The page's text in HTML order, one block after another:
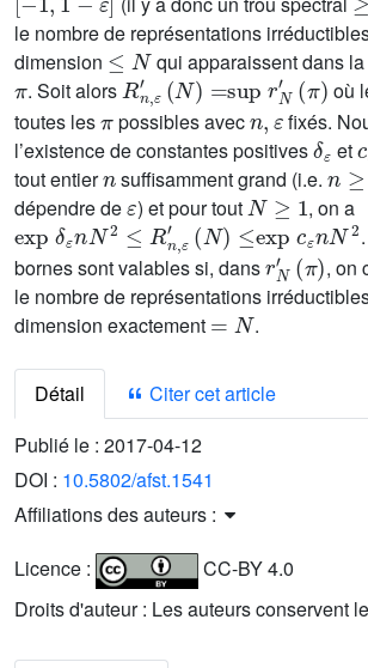
le nombre de représentations
dimension
≤N
qui apparaissent dans
π
. Soit alors
Rn ,ε'(N)=suprN'(π)
où
toutes les
π
possibles avec
n ε
fixés.
l’existence de constantes positives
δε
et
c
tout entier
n
suffisamment grand (i.e.
n≥n
dépendre de
ε
) et pour tout
N≥1
, on a
expδεnN2≤Rn,ε'(N)≤exp cε nN2
bornes sont valables si, dans
rN (π)
, on
le nombre de représentations
dimension exactement
=N
.
Détail
Citer cet article
Publié le : 2017-04-12
DOI : 10.5802/afst.1541
Affiliations des auteurs :
Licence :
CC-BY 4.0
Droits d'auteur : Les auteurs conservent